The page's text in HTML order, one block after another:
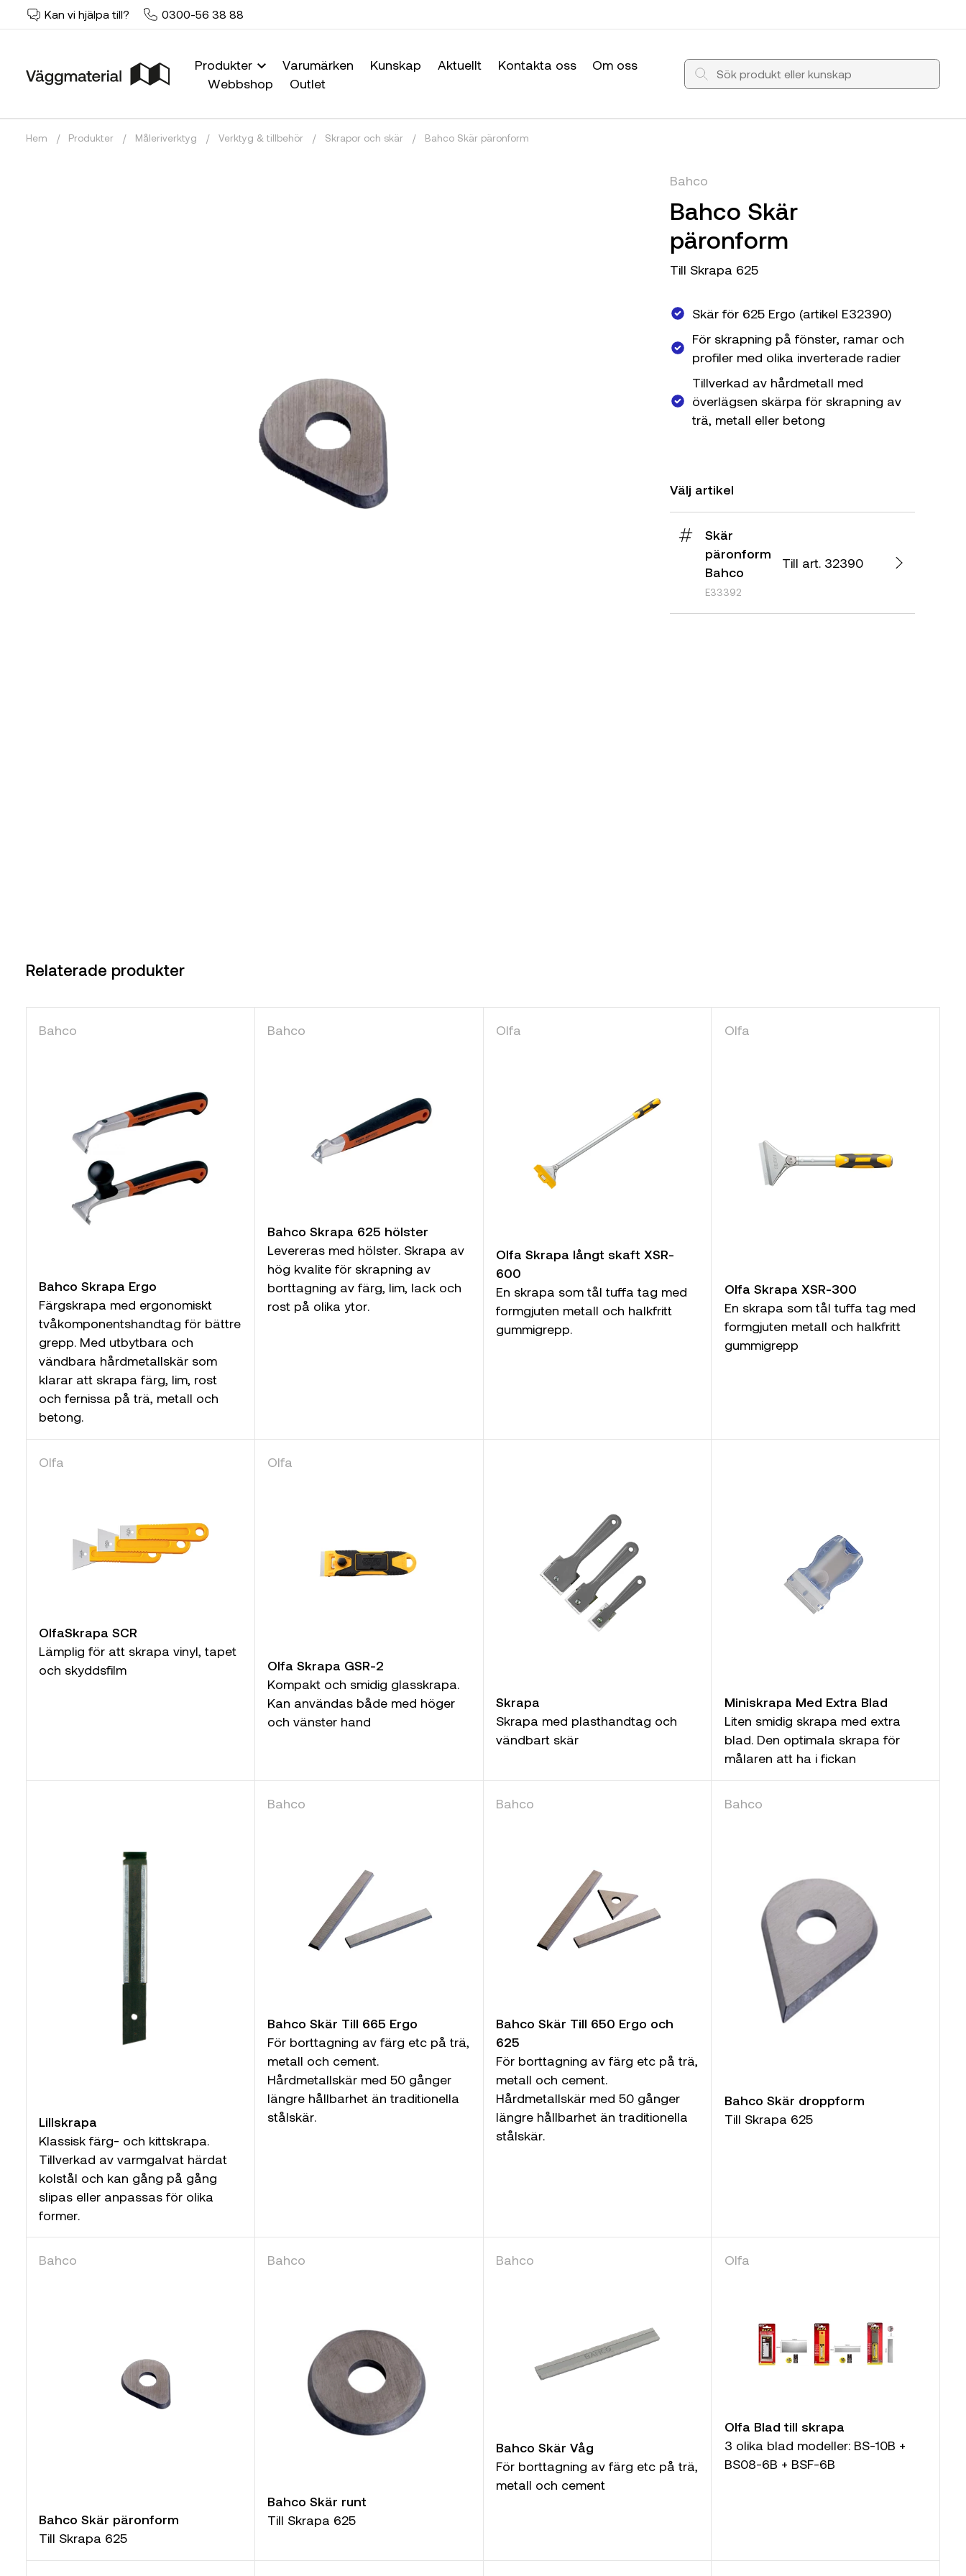
Kan vi hjälpa till? 0300-56 38 88
Produkter Varumärken Kunskap Aktuellt Kontakta oss
Om oss
Webbshop
Outlet
Hem / Produkter / Måleriverktyg / Verktyg & tillbehör / Skrapor och skär / Bahco Skär päronform
Bahco
Bahco Skär
päronform
Till Skrapa 625
Skär för 625 Ergo (artikel E32390)
För skrapning på fönster, ramar och
profiler med olika inverterade radier
Tillverkad av hårdmetall med
överlägsen skärpa för skrapning av
trä, metall eller betong
Välj artikel
Skär
päronform
Bahco
E33392
Till art. 32390
Relaterade produkter
Bahco
Bahco Skrapa Ergo
Färgskrapa med ergonomiskt
tvåkomponentshandtag för bättre
grepp. Med utbytbara och
vändbara hårdmetallskär som
klarar att skrapa färg, lim, rost
och fernissa på trä, metall och
betong.
Bahco
Bahco Skrapa 625 hölster
Levereras med hölster. Skrapa av
hög kvalite för skrapning av
borttagning av färg, lim, lack och
rost på olika ytor.
Olfa
Olfa Skrapa långt skaft XSR-
600
En skrapa som tål tuffa tag med
formgjuten metall och halkfritt
gummigrepp.
Olfa
Olfa Skrapa XSR-300
En skrapa som tål tuffa tag med
formgjuten metall och halkfritt
gummigrepp
Olfa
OlfaSkrapa SCR
Lämplig för att skrapa vinyl, tapet
och skyddsfilm
Olfa
Olfa Skrapa GSR-2
Kompakt och smidig glasskrapa.
Kan användas både med höger
och vänster hand
Skrapa
Skrapa med plasthandtag och
vändbart skär
Miniskrapa Med Extra Blad
Liten smidig skrapa med extra
blad. Den optimala skrapa för
målaren att ha i fickan
Lillskrapa
Klassisk färg- och kittskrapa.
Tillverkad av varmgalvat härdat
kolstål och kan gång på gång
slipas eller anpassas för olika
former.
Bahco
Bahco Skär Till 665 Ergo
För borttagning av färg etc på trä,
metall och cement.
Hårdmetallskär med 50 gånger
längre hållbarhet än traditionella
stålskär.
Bahco
Bahco Skär Till 650 Ergo och
625
För borttagning av färg etc på trä,
metall och cement.
Hårdmetallskär med 50 gånger
längre hållbarhet än traditionella
stålskär.
Bahco
Bahco Skär droppform
Till Skrapa 625
Bahco
Bahco Skär päronform
Till Skrapa 625
Bahco
Bahco Skär runt
Till Skrapa 625
Bahco
Bahco Skär Våg
För borttagning av färg etc på trä,
metall och cement
Olfa
Olfa Blad till skrapa
3 olika blad modeller: BS-10B +
BS08-6B + BSF-6B